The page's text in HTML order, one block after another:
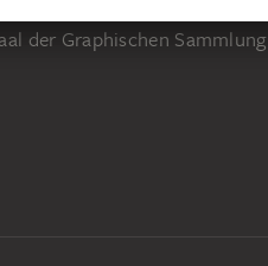
der Graphischen Sammlung